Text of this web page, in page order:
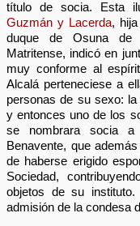
título de socia. Esta
Guzmán y Lacerda,
duque de Osuna de
Matritense, indicó en
muy conforme al
Alcalá perteneciese a
personas de su sexo:
y entonces uno de los
se nombrara socia
Benavente, que
de haberse erigido
Sociedad,
objetos de su
admisión de la condesa